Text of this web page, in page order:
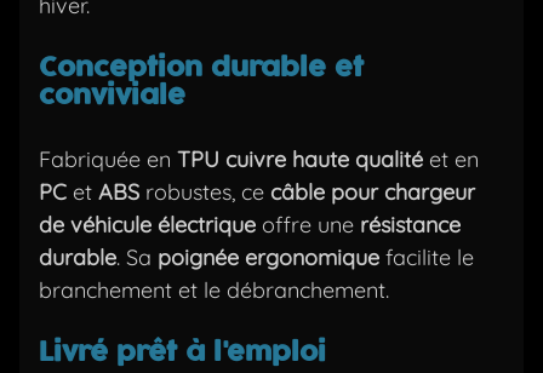
Conception durable et
conviviale
Fabriquée en TPU cuivre haute qualité et en
PC et ABS robustes, ce câble pour chargeur
de véhicule électrique offre une résistance
durable. Sa poignée ergonomique facilite le
branchement et le débranchement.
Livré prêt à l'emploi